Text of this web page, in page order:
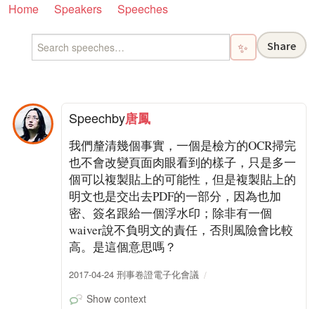
Home Speakers Speeches
✨ Share
Speechby唐鳳
我們釐清幾個事實，一個是檢方的OCR掃完
也不會改變頁面肉眼看到的樣子，只是多一
個可以複製貼上的可能性，但是複製貼上的
明文也是交出去PDF的一部分，因為也加
密、簽名跟給一個浮水印；除非有一個
waiver說不負明文的責任，否則風險會比較
高。是這個意思嗎？
2017-04-24 刑事卷證電子化會議
Show context